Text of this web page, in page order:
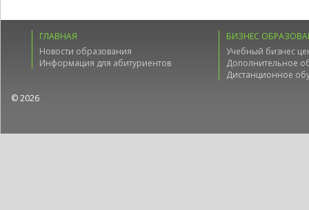
ГЛАВНАЯ
Новости образования
Информация для абитуриентов
БИЗНЕС
Учебный бизнес
Дополнительное
Дистанционное
© 2026